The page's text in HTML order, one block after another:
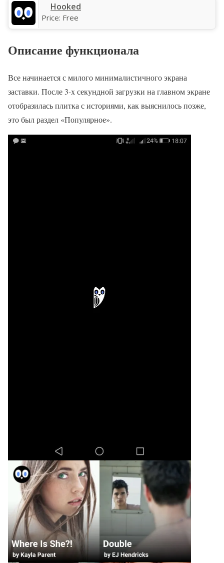
Hooked
Price: Free
Описание функционала
Все начинается с милого минималистичного экрана
заставки. После 3-х секундной загрузки на главном экране
отобразилась плитка с историями, как выяснилось позже,
это был раздел «Популярное».